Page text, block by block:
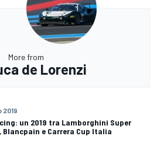
More from
de Lorenzi
2019
un 2019 tra Lamborghini Super
Blancpain e Carrera Cup Italia